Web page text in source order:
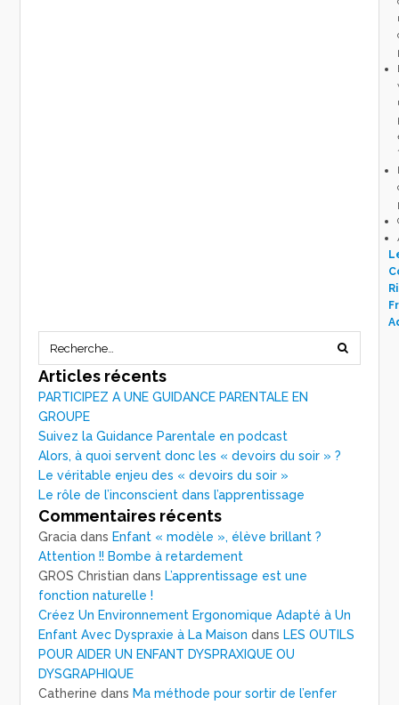
Articles récents
PARTICIPEZ A UNE GUIDANCE PARENTALE EN
GROUPE
Suivez la Guidance Parentale en podcast
Alors, à quoi servent donc les « devoirs du soir » ?
Le véritable enjeu des « devoirs du soir »
Le rôle de l’inconscient dans l’apprentissage
Commentaires récents
Gracia dans Enfant « modèle », élève brillant ?
Attention !! Bombe à retardement
GROS Christian dans L’apprentissage est une
fonction naturelle !
Créez Un Environnement Ergonomique Adapté à Un
Enfant Avec Dyspraxie à La Maison dans LES OUTILS
POUR AIDER UN ENFANT DYSPRAXIQUE OU
DYSGRAPHIQUE
Catherine dans Ma méthode pour sortir de l’enfer